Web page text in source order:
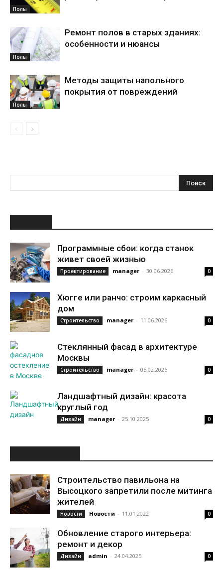
Полы
Полы
Ремонт полов в старых зданиях:
особенности и нюансы
Полы
Методы защиты напольного
покрытия от повреждений
Программные сбои: когда станок
живет своей жизнью
Проектирование manager - 30.06.2026 0
Хюгге или ранчо: строим каркасный
дом
Строительство manager - 11.06.2026 0
Стеклянный фасад в архитектуре
Москвы
Строительство manager - 05.02.2026 0
Ландшафтный дизайн: красота
круглый год
Дизайн manager - 25.10.2025 0
Строительство павильона на
Высоцкого запретили после митинга
жителей
Новости Новости - 11.01.2022 0
Обновление старого интерьера:
ремонт и декор
Дизайн admin - 24.04.2025 0